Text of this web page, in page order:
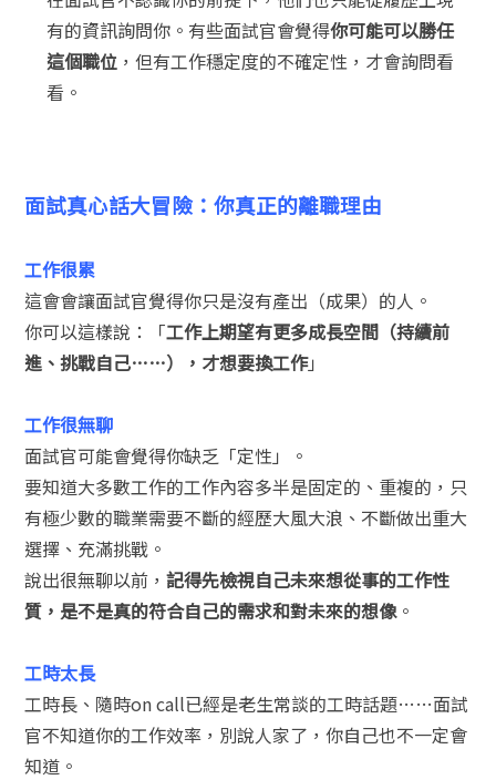
有的資訊詢問你。有些面試官會覺得你可能可以勝任
這個職位 ，但有工作穩定度的不確定性，才會詢問看
看。
面試真心話大冒險：你真正的離職理由
工作很累
這會會讓面試官覺得你只是沒有產出（成果）的人。
你可以這樣說：「工作上期望有更多成長空間（持續前
進、挑戰自己……），才想要換工作」
工作很無聊
面試官可能會覺得你缺乏「定性」。
要知道大多數工作的工作內容多半是固定的、重複的，只
有極少數的職業需要不斷的經歷大風大浪、不斷做出重大
選擇、充滿挑戰。
說出很無聊以前，記得先檢視自己未來想從事的工作性
質，是不是真的符合自己的需求和對未來的想像。
工時太長
工時長、隨時on call已經是老生常談的工時話題……面試
官不知道你的工作效率，別說人家了，你自己也不一定會
知道。